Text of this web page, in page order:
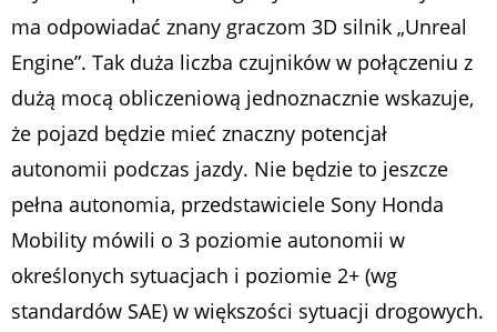
ma odpowiadać znany graczom 3D silnik „Unreal
Engine”. Tak duża liczba czujników w połączeniu z
dużą mocą obliczeniową jednoznacznie wskazuje,
że pojazd będzie mieć znaczny potencjał
autonomii podczas jazdy. Nie będzie to jeszcze
pełna autonomia, przedstawiciele Sony Honda
Mobility mówili o 3 poziomie autonomii w
określonych sytuacjach i poziomie 2+ (wg
standardów SAE) w większości sytuacji drogowych.